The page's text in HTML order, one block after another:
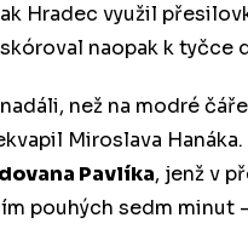
Hradec využil
naopak k tyčce
než na modré
Miroslava
Pavlíka, jenž v
pouhých sedm minut